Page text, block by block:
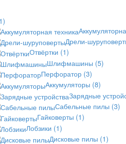
Дрели-
Отвёртки (1)
Шлифмашины (5)
Перфоратор (3)
Аккумуляторы (8)
Зарядные
Сабельные пилы (3)
Гайковерты (1)
Лобзики (1)
Дисковые пилы (1)